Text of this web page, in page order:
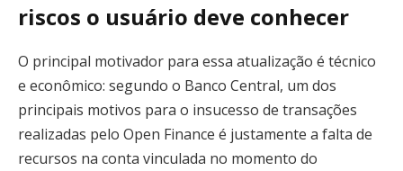
riscos o usuário deve conhecer
O principal motivador para essa atualização é técnico
e econômico: segundo o Banco Central, um dos
principais motivos para o insucesso de transações
realizadas pelo Open Finance é justamente a falta de
recursos na conta vinculada no momento do